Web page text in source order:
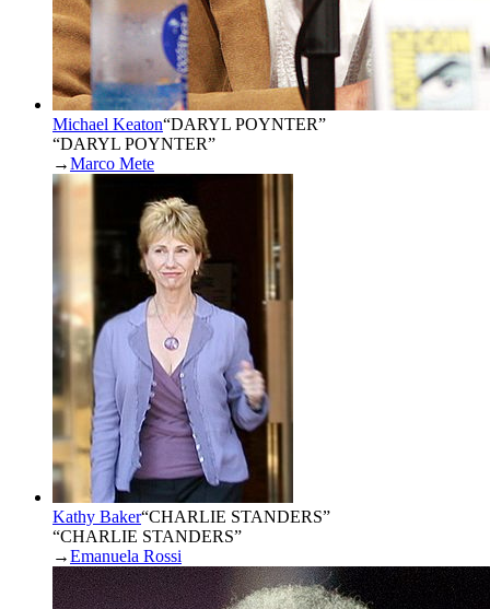
Michael Keaton“DARYL POYNTER”
“DARYL POYNTER”
→Marco Mete
Kathy Baker“CHARLIE STANDERS”
“CHARLIE STANDERS”
→Emanuela Rossi